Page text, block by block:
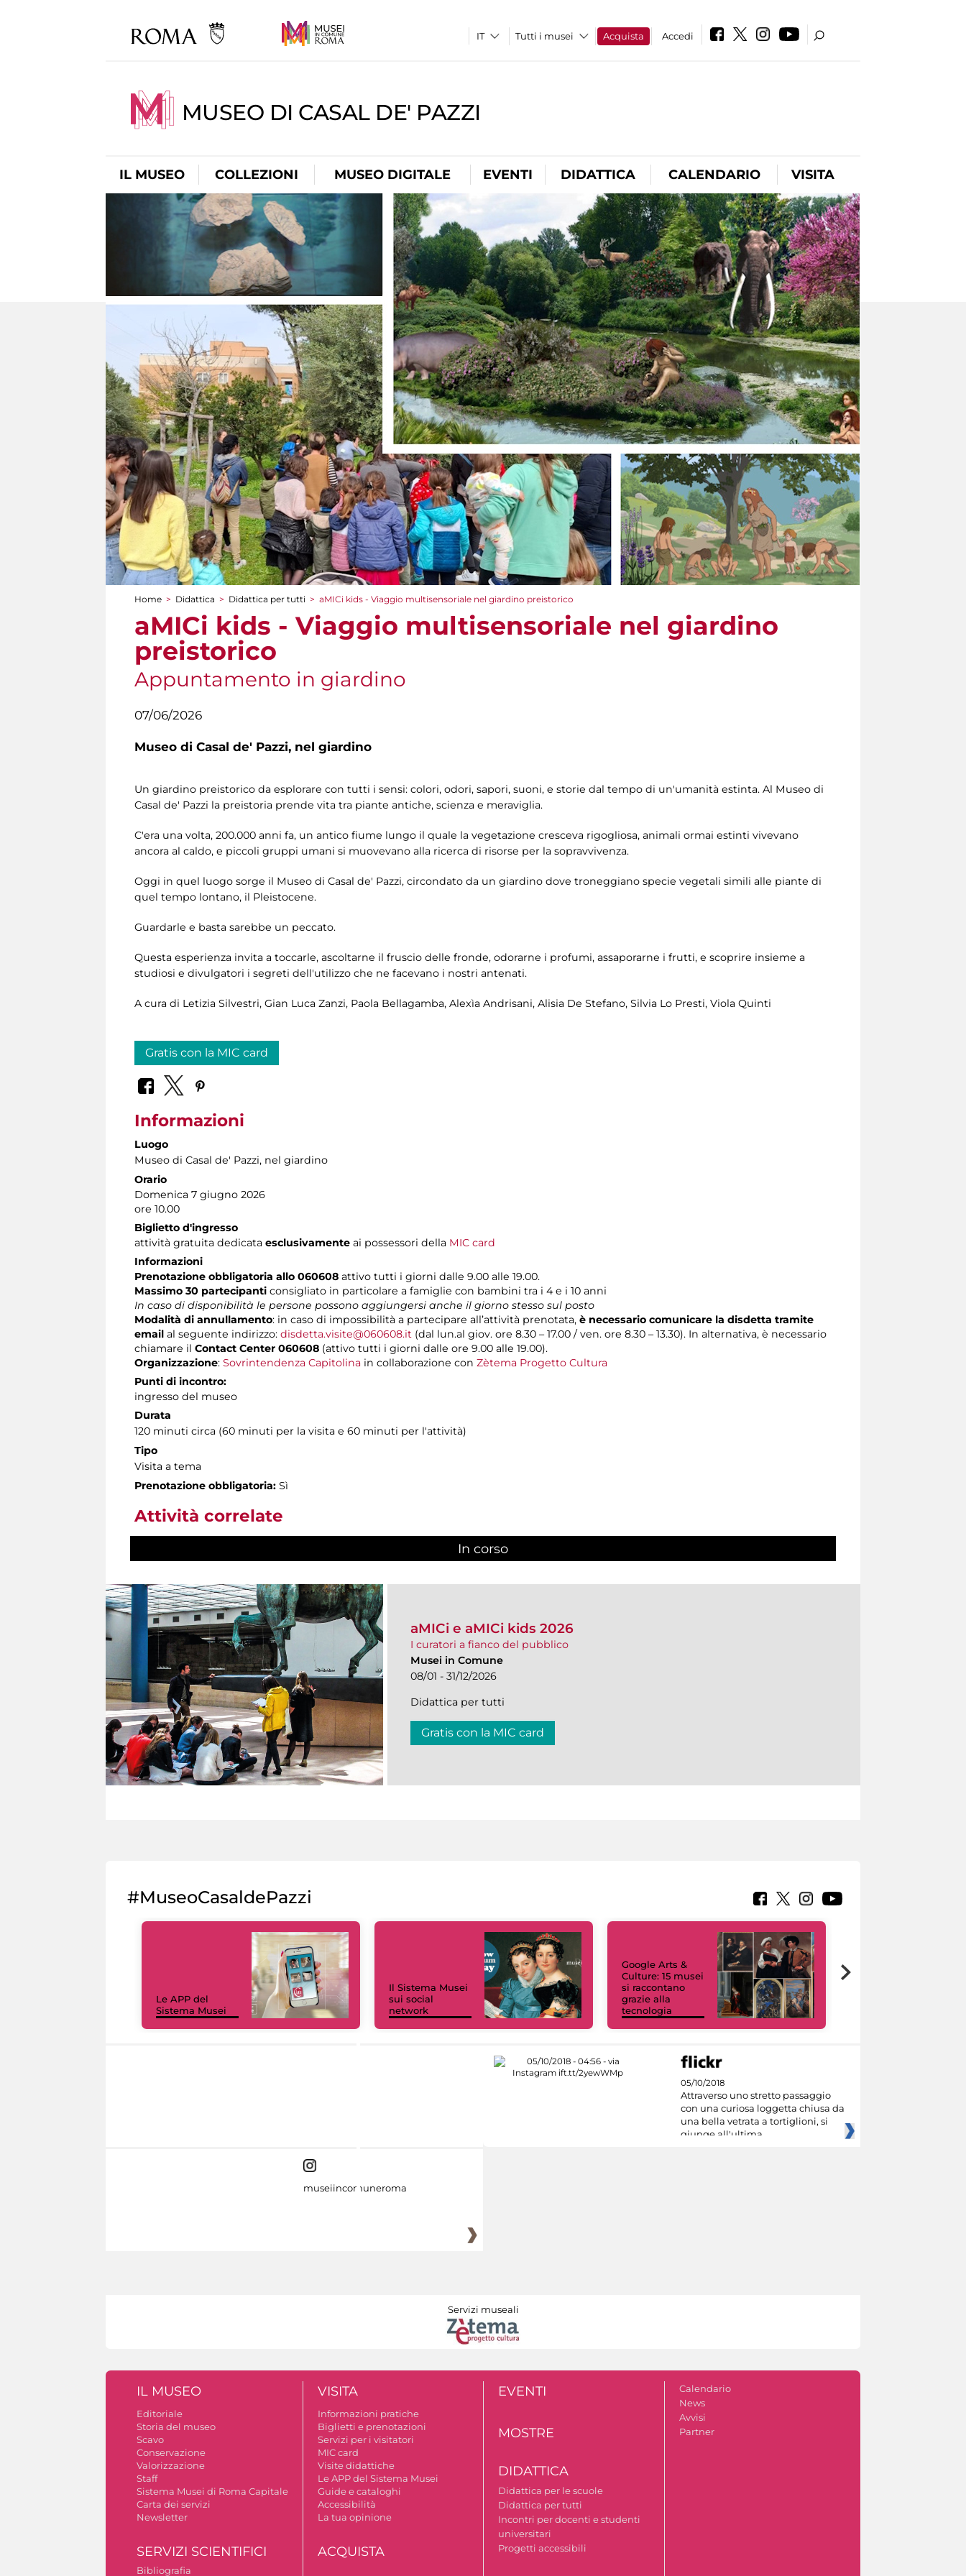
Tutti i musei Acquista Accedi
MUSEO DI CASAL DE' PAZZI
IL MUSEO COLLEZIONI MUSEO DIGITALE EVENTI DIDATTICA CALENDARIO VISITA
Tu sei qui
Home > Didattica > Didattica per tutti > aMICi kids - Viaggio multisensoriale nel giardino preistorico
aMICi kids - Viaggio multisensoriale nel giardino
preistorico
Appuntamento in giardino
07/06/2026
Museo di Casal de' Pazzi, nel giardino
Un giardino preistorico da esplorare con tutti i sensi: colori, odori, sapori, suoni, e storie dal tempo di un'umanità estinta. Al Museo di
Casal de' Pazzi la preistoria prende vita tra piante antiche, scienza e meraviglia.
C'era una volta, 200.000 anni fa, un antico fiume lungo il quale la vegetazione cresceva rigogliosa, animali ormai estinti vivevano
ancora al caldo, e piccoli gruppi umani si muovevano alla ricerca di risorse per la sopravvivenza.
Oggi in quel luogo sorge il Museo di Casal de' Pazzi, circondato da un giardino dove troneggiano specie vegetali simili alle piante di
quel tempo lontano, il Pleistocene.
Guardarle e basta sarebbe un peccato.
Questa esperienza invita a toccarle, ascoltarne il fruscio delle fronde, odorarne i profumi, assaporarne i frutti, e scoprire insieme a
studiosi e divulgatori i segreti dell'utilizzo che ne facevano i nostri antenati.
A cura di Letizia Silvestri, Gian Luca Zanzi, Paola Bellagamba, Alexìa Andrisani, Alisia De Stefano, Silvia Lo Presti, Viola Quinti
Gratis con la MIC card
Informazioni
Luogo
Museo di Casal de' Pazzi, nel giardino
Orario
Domenica 7 giugno 2026
ore 10.00
Biglietto d'ingresso
attività gratuita dedicata esclusivamente ai possessori della MIC card
Informazioni
Prenotazione obbligatoria allo 060608 attivo tutti i giorni dalle 9.00 alle 19.00.
Massimo 30 partecipanti consigliato in particolare a famiglie con bambini tra i 4 e i 10 anni
In caso di disponibilità le persone possono aggiungersi anche il giorno stesso sul posto
Modalità di annullamento: in caso di impossibilità a partecipare all’attività prenotata, è necessario comunicare la disdetta tramite
email al seguente indirizzo: disdetta.visite@060608.it (dal lun.al giov. ore 8.30 – 17.00 / ven. ore 8.30 – 13.30). In alternativa, è necessario
chiamare il Contact Center 060608 (attivo tutti i giorni dalle ore 9.00 alle 19.00).
Organizzazione: Sovrintendenza Capitolina in collaborazione con Zètema Progetto Cultura
Punti di incontro:
ingresso del museo
Durata
120 minuti circa (60 minuti per la visita e 60 minuti per l'attività)
Tipo
Visita a tema
Prenotazione obbligatoria: Sì
Attività correlate
In corso
aMICi e aMICi kids 2026
I curatori a fianco del pubblico
Musei in Comune
08/01 - 31/12/2026
Didattica per tutti
Gratis con la MIC card
#MuseoCasaldePazzi
Le APP del
Sistema Musei
Il Sistema Musei
sui social
network
Google Arts &
Culture: 15 musei
si raccontano
grazie alla
tecnologia
05/10/2018
Attraverso uno stretto passaggio
con una curiosa loggetta chiusa da
una bella vetrata a tortiglioni, si
giunge all'ultima
museiincomuneroma
Servizi museali
IL MUSEO
Editoriale
Storia del museo
Scavo
Conservazione
Valorizzazione
Staff
Sistema Musei di Roma Capitale
Carta dei servizi
Newsletter
SERVIZI SCIENTIFICI
Bibliografia
VISITA
Informazioni pratiche
Biglietti e prenotazioni
Servizi per i visitatori
MIC card
Visite didattiche
Le APP del Sistema Musei
Guide e cataloghi
Accessibilità
La tua opinione
ACQUISTA
EVENTI
MOSTRE
DIDATTICA
Didattica per le scuole
Didattica per tutti
Incontri per docenti e studenti
universitari
Progetti accessibili
Calendario
News
Avvisi
Partner